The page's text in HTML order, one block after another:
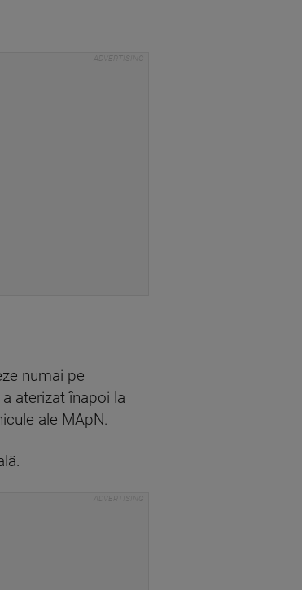
numai pe
aterizat înapoi la
ale MApN.